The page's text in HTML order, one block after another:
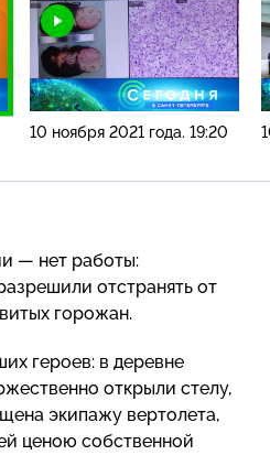
10 ноября 2021 года. 19:20
— нет работы:
отстранять от
горожан.
героев: в деревне
открыли стелу,
экипажу вертолета,
ценою собственной